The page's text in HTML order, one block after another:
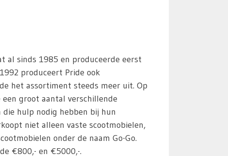
al sinds 1985 en produceerde eerst
produceert Pride ook
het assortiment steeds meer uit. Op
groot aantal verschillende
hulp nodig hebben bij hun
niet alleen vaste scootmobielen,
onder de naam Go-Go.
€800,- en €5000,-.